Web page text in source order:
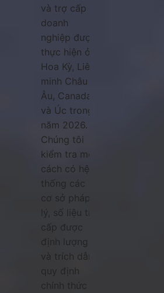
và trợ cấp
doanh
nghiệp được
thực hiện ở
Hoa Kỳ, Liên
minh Châu
Âu, Canada
và Úc trong
năm 2026.
Chúng tôi
kiểm tra một
cách có hệ
thống các
cơ sở pháp
lý, số liệu trợ
cấp được
định lượng
và trích dẫn
quy định
chính thức